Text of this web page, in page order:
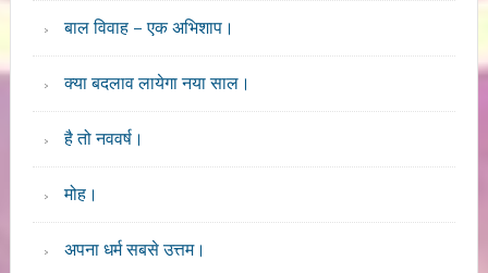
बाल विवाह – एक अभिशाप।
क्या बदलाव लायेगा नया साल।
है तो नववर्ष।
मोह।
अपना धर्म सबसे उत्तम।